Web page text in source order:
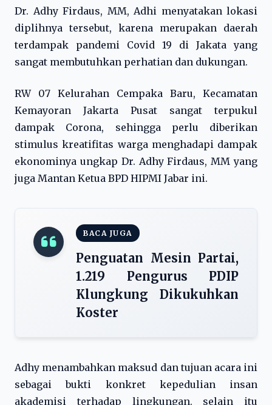
Dr. Adhy Firdaus, MM, Adhi menyatakan lokasi
diplihnya tersebut, karena merupakan daerah
terdampak pandemi Covid 19 di Jakata yang
sangat membutuhkan perhatian dan dukungan.
RW 07 Kelurahan Cempaka Baru, Kecamatan
Kemayoran Jakarta Pusat sangat terpukul
dampak Corona, sehingga perlu diberikan
stimulus kreatifitas warga menghadapi dampak
ekonominya ungkap Dr. Adhy Firdaus, MM yang
juga Mantan Ketua BPD HIPMI Jabar ini.
BACA JUGA
Penguatan Mesin Partai,
1.219 Pengurus PDIP
Klungkung Dikukuhkan
Koster
Adhy menambahkan maksud dan tujuan acara ini
sebagai bukti konkret kepedulian insan
akademisi terhadap lingkungan. selain itu